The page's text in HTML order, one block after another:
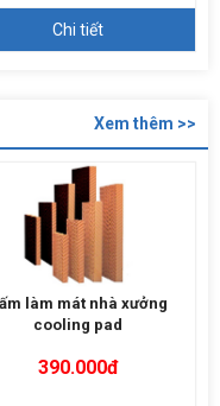
Chi tiết
Xem thêm >>
làm mát nhà xưởng
cooling pad
390.000đ